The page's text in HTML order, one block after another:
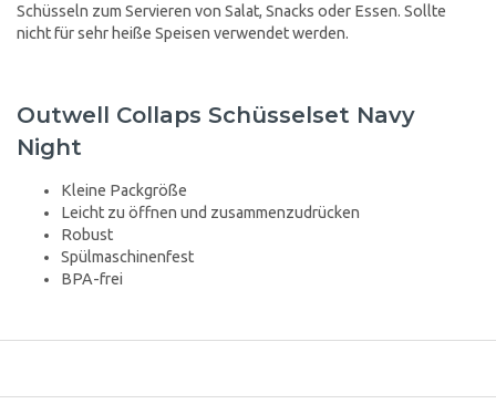
Schüsseln zum Servieren von Salat, Snacks oder Essen. Sollte
nicht für sehr heiße Speisen verwendet werden.
Outwell Collaps Schüsselset Navy
Night
Kleine Packgröße
Leicht zu öffnen und zusammenzudrücken
Robust
Spülmaschinenfest
BPA-frei